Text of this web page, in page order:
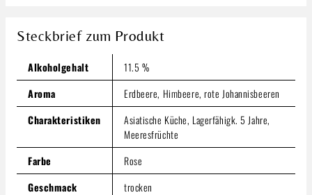
Inhalt:0.75 Liter(14,65 € / 1 Liter)
Preise inkl. MwSt. zzgl. Versandkosten
Produkt Anzahl: Gib den gewünschten Wert ein oder
In den Warenkorb
Steckbrief zum Produkt
Alkoholgehalt
11.5 %
Aroma
Erdbeere, Himbeere, rote Johannisbeeren
Charakteristiken
Asiatische Küche, Lagerfähigk. 5 Jahre,
Meeresfrüchte
Farbe
Rose
Geschmack
trocken